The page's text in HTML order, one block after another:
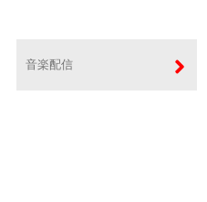
音楽配信